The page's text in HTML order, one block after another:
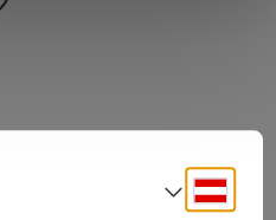
Gebrauchtwagen